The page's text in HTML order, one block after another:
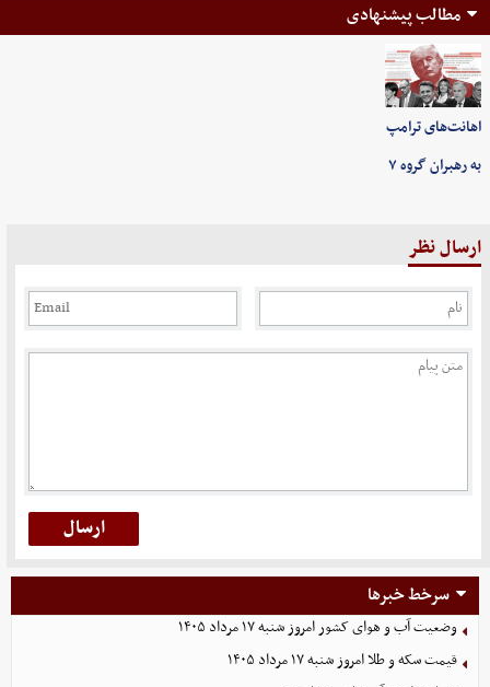
مطالب پیشنهادی
اهانت‌های ترامپ
به رهبران گروه ۷
ارسال نظر
سرخط خبرها
وضعیت آب و هوای کشور امروز شنبه ۱۷ مرداد ۱۴۰۵
قیمت سکه و طلا امروز شنبه ۱۷ مرداد ۱۴۰۵